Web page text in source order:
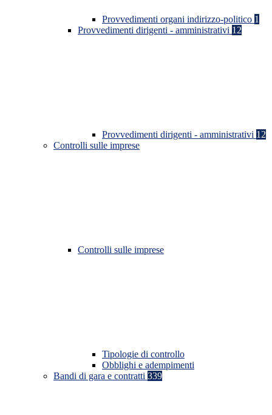
Provvedimenti organi indirizzo-politico 1
Provvedimenti dirigenti - amministrativi 12
Provvedimenti dirigenti - amministrativi 12
Controlli sulle imprese
Controlli sulle imprese
Tipologie di controllo
Obblighi e adempimenti
Bandi di gara e contratti 339